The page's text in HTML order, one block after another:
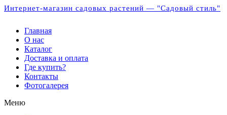
Интернет-магазин садовых растений — "Садовый стиль"
Главная
О нас
Каталог
Доставка и оплата
Где купить?
Контакты
Фотогалерея
Меню